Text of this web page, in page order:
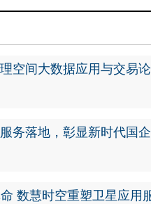
空间大数据应用与交易论
务落地，彰显新时代国企
数慧时空重塑卫星应用